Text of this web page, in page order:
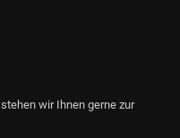
wir Ihnen gerne zur